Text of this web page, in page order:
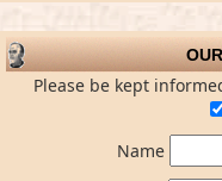
Please be kept
Name